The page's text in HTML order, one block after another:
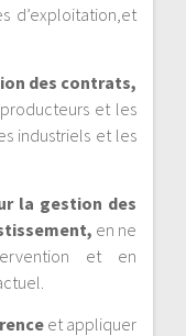
d’exploitation,et
des contrats,
et les
industriels et les
la gestion des
en ne
et en
et appliquer